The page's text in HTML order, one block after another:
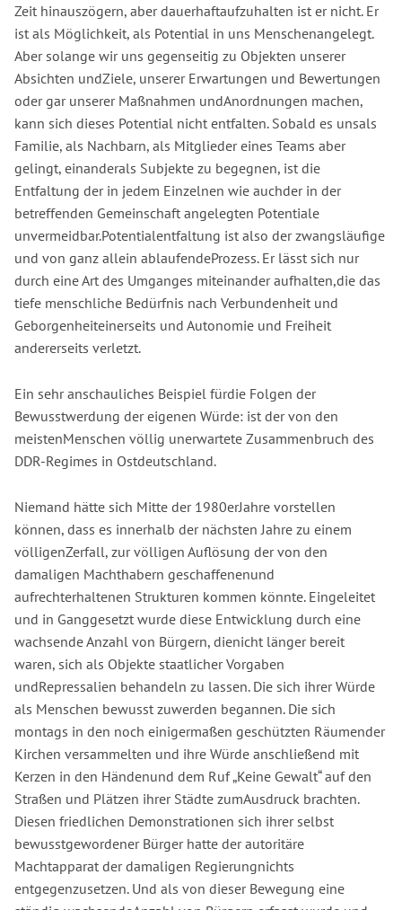
Zeit hinauszögern, aber dauerhaftaufzuhalten ist er nicht. Er
ist als Möglichkeit, als Potential in uns Menschenangelegt.
Aber solange wir uns gegenseitig zu Objekten unserer
Absichten undZiele, unserer Erwartungen und Bewertungen
oder gar unserer Maßnahmen undAnordnungen machen,
kann sich dieses Potential nicht entfalten. Sobald es unsals
Familie, als Nachbarn, als Mitglieder eines Teams aber
gelingt, einanderals Subjekte zu begegnen, ist die
Entfaltung der in jedem Einzelnen wie auchder in der
betreffenden Gemeinschaft angelegten Potentiale
unvermeidbar.Potentialentfaltung ist also der zwangsläufige
und von ganz allein ablaufendeProzess. Er lässt sich nur
durch eine Art des Umganges miteinander aufhalten,die das
tiefe menschliche Bedürfnis nach Verbundenheit und
Geborgenheiteinerseits und Autonomie und Freiheit
andererseits verletzt.
Ein sehr anschauliches Beispiel fürdie Folgen der
Bewusstwerdung der eigenen Würde: ist der von den
meistenMenschen völlig unerwartete Zusammenbruch des
DDR-Regimes in Ostdeutschland.
Niemand hätte sich Mitte der 1980erJahre vorstellen
können, dass es innerhalb der nächsten Jahre zu einem
völligenZerfall, zur völligen Auflösung der von den
damaligen Machthabern geschaffenenund
aufrechterhaltenen Strukturen kommen könnte. Eingeleitet
und in Ganggesetzt wurde diese Entwicklung durch eine
wachsende Anzahl von Bürgern, dienicht länger bereit
waren, sich als Objekte staatlicher Vorgaben
undRepressalien behandeln zu lassen. Die sich ihrer Würde
als Menschen bewusst zuwerden begannen. Die sich
montags in den noch einigermaßen geschützten Räumender
Kirchen versammelten und ihre Würde anschließend mit
Kerzen in den Händenund dem Ruf „Keine Gewalt“ auf den
Straßen und Plätzen ihrer Städte zumAusdruck brachten.
Diesen friedlichen Demonstrationen sich ihrer selbst
bewusstgewordener Bürger hatte der autoritäre
Machtapparat der damaligen Regierungnichts
entgegenzusetzen. Und als von dieser Bewegung eine